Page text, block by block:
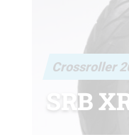
Crossroller
SRB